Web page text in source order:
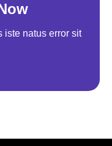
iste natus error sit